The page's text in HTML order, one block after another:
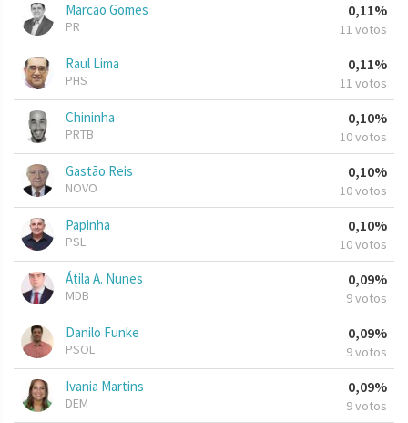
Marcão Gomes
PR
0,11%
11 votos
Raul Lima
PHS
0,11%
11 votos
Chininha
PRTB
0,10%
10 votos
Gastão Reis
NOVO
0,10%
10 votos
Papinha
PSL
0,10%
10 votos
Átila A. Nunes
MDB
0,09%
9 votos
Danilo Funke
PSOL
0,09%
9 votos
Ivania Martins
DEM
0,09%
9 votos